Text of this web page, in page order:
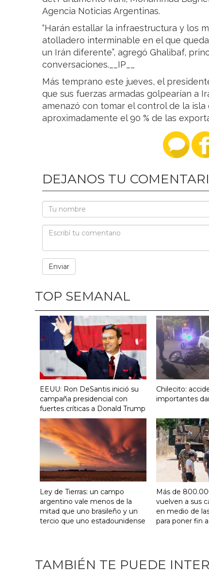
Agencia Noticias Argentinas.
“Harán estallar la infraestructura y los
atolladero interminable en el que
un Irán diferente”, agregó Ghalibaf,
conversaciones.__IP__
Más temprano este jueves, el
que sus fuerzas armadas golpearían a
amenazó con tomar el control de la isla
aproximadamente el 90 % de las
DEJANOS TU
TOP SEMANAL
EEUU: Ron DeSantis inició su
campaña presidencial con
fuertes críticas a Donald Trump
Chilecito:
importantes
Ley de Tierras: un campo
argentino vale menos de la
mitad que uno brasileño y un
tercio que uno estadounidense
Más de
vuelven a sus
en medio de
para poner fin
TAMBIÉN TE PUEDE